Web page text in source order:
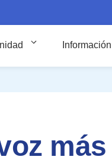
Información